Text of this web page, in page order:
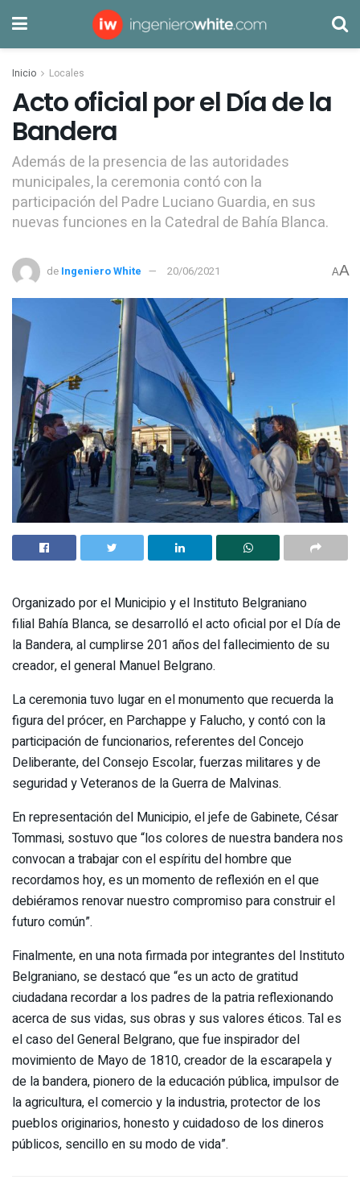
Inicio Locales
Acto oficial por el Día de la
Bandera
Además de la presencia de las autoridades
municipales, la ceremonia contó con la
participación del Padre Luciano Guardia, en sus
nuevas funciones en la Catedral de Bahía Blanca.
de Ingeniero White 20/06/2021 AA
Organizado por el Municipio y el Instituto Belgraniano
filial Bahía Blanca, se desarrolló el acto oficial por el Día de
la Bandera, al cumplirse 201 años del fallecimiento de su
creador, el general Manuel Belgrano.
La ceremonia tuvo lugar en el monumento que recuerda la
figura del prócer, en Parchappe y Falucho, y contó con la
participación de funcionarios, referentes del Concejo
Deliberante, del Consejo Escolar, fuerzas militares y de
seguridad y Veteranos de la Guerra de Malvinas.
En representación del Municipio, el jefe de Gabinete, César
Tommasi, sostuvo que “los colores de nuestra bandera nos
convocan a trabajar con el espíritu del hombre que
recordamos hoy, es un momento de reflexión en el que
debiéramos renovar nuestro compromiso para construir el
futuro común”.
Finalmente, en una nota firmada por integrantes del Instituto
Belgraniano, se destacó que “es un acto de gratitud
ciudadana recordar a los padres de la patria reflexionando
acerca de sus vidas, sus obras y sus valores éticos. Tal es
el caso del General Belgrano, que fue inspirador del
movimiento de Mayo de 1810, creador de la escarapela y
de la bandera, pionero de la educación pública, impulsor de
la agricultura, el comercio y la industria, protector de los
pueblos originarios, honesto y cuidadoso de los dineros
públicos, sencillo en su modo de vida”.